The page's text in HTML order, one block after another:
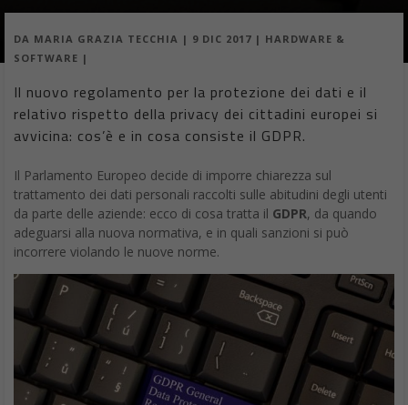
DA MARIA GRAZIA TECCHIA | 9 DIC 2017 | HARDWARE &
SOFTWARE |
Il nuovo regolamento per la protezione dei dati e il
relativo rispetto della privacy dei cittadini europei si
avvicina: cos’è e in cosa consiste il GDPR.
Il Parlamento Europeo decide di imporre chiarezza sul
trattamento dei dati personali raccolti sulle abitudini degli utenti
da parte delle aziende: ecco di cosa tratta il GDPR, da quando
adeguarsi alla nuova normativa, e in quali sanzioni si può
incorrere violando le nuove norme.